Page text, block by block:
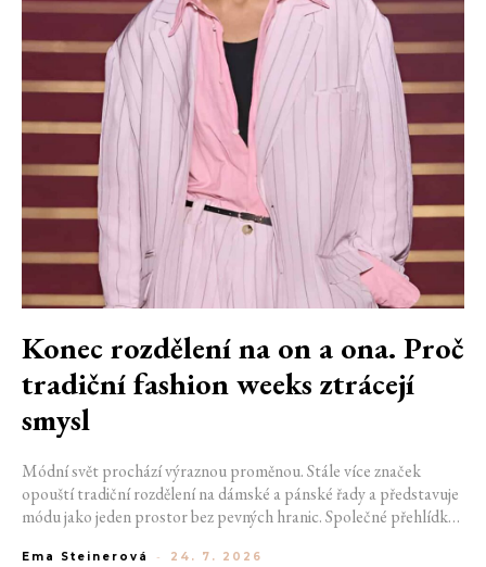
Konec rozdělení na on a ona. Proč
tradiční fashion weeks ztrácejí
smysl
Módní svět prochází výraznou proměnou. Stále více značek
opouští tradiční rozdělení na dámské a pánské řady a představuje
módu jako jeden prostor bez pevných hranic. Společné přehlídky,
Ema Steinerová - 24. 7. 2026